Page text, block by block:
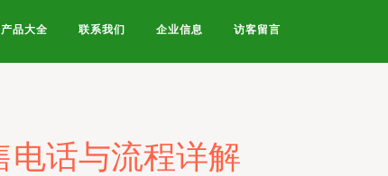
产品大全 联系我们 企业信息 访客留言
电话与流程详解